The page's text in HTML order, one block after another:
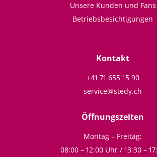
Unsere Kunden und Fans
Betriebsbesichtigungen
Kontakt
+41 71 655 15 90
service@stedy.ch
Öffnungszeiten
Montag – Freitag:
08:00 – 12:00 Uhr / 13:30 –